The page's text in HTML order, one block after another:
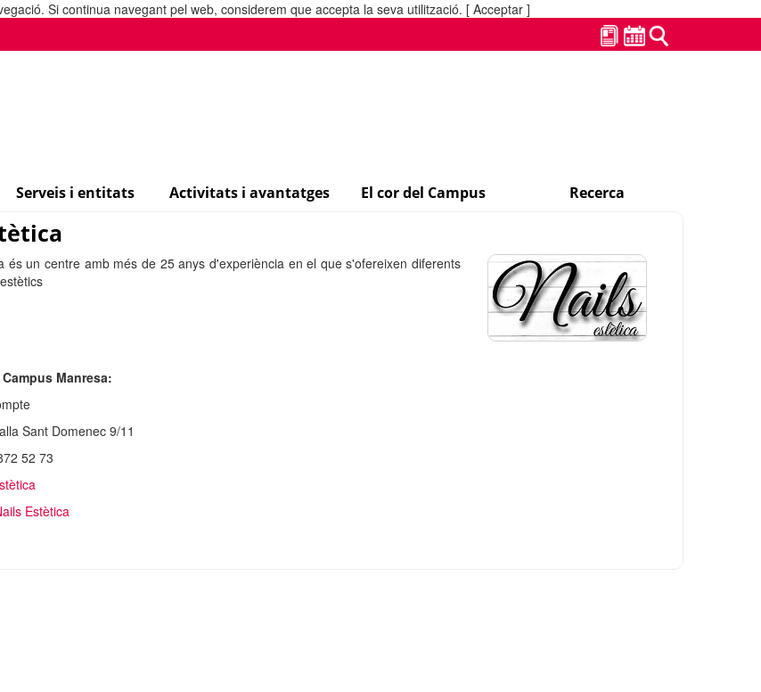
Si continua navegant pel web, considerem que accepta la seva utilització. [ Acceptar ]
Serveis i entitats Activitats i avantatges El cor del Campus Recerca
és un centre amb més de 25 anys d'experiència en el que s'ofereixen diferents
Manresa:
Sant Domenec 9/11
52 73
Estètica